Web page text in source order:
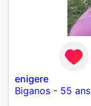
enigere
Biganos - 55 ans